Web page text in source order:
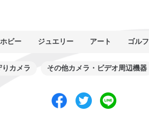
ホビー ジュエリー アート ゴルフ
カメラ その他カメラ・ビデオ周辺機器